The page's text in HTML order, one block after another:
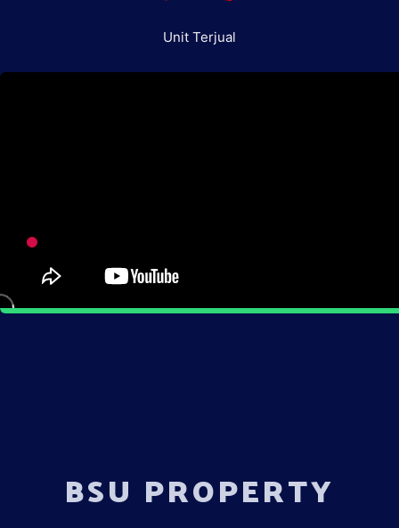
Unit Terjual
BSU PROPERTY